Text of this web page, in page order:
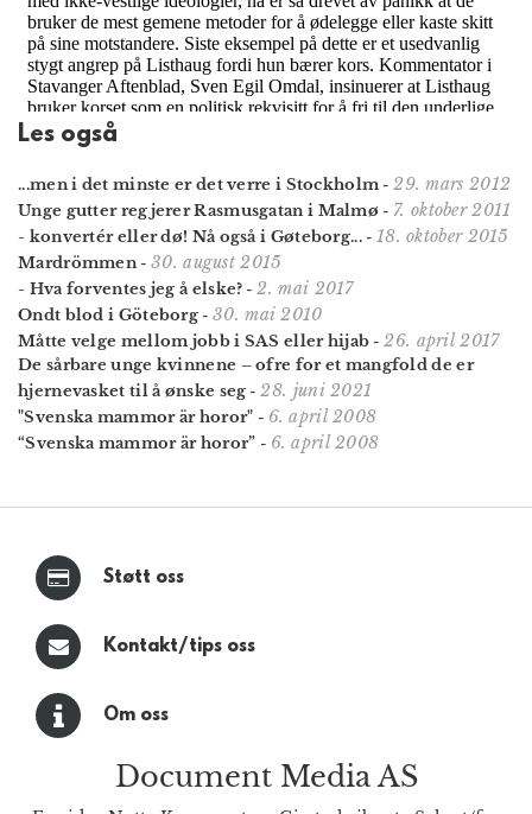
Les også
...men i det minste er det verre i Stockholm -29. mars 2012
Unge gutter regjerer Rasmusgatan i Malmø - 7. oktober 2011
- konvertér eller dø! Nå også i Gøteborg...- 18. oktober 2015
Mardrömmen- 30. august 2015
- Hva forventes jeg å elske? -2. mai 2017
Ondt blod i Göteborg - 30. mai 2010
Måtte velge mellom jobb i SAS eller hijab -26. april 2017
De sårbare unge kvinnene – ofre for et mangfold de er
hjernevasket til å ønske seg -28. juni 2021
"Svenska mammor är horor" - 6. april 2008
“Svenska mammor är horor” - 6. april 2008
Støtt oss
Kontakt/tips oss
Om oss
Document Media AS